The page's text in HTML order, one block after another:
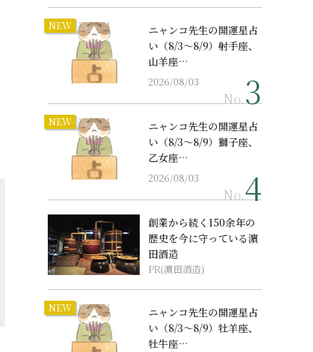
NEW
ニャンコ先生の開運星占
い（8/3～8/9）射手座、
山羊座…
2026/08/03
No.
NEW
ニャンコ先生の開運星占
い（8/3～8/9）獅子座、
乙女座…
2026/08/03
No.
創業から続く150余年の
歴史を今に守っている濵
田酒造
PR(濵田酒造)
NEW
ニャンコ先生の開運星占
い（8/3～8/9）牡羊座、
牡牛座…